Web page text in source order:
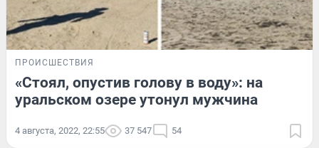
ПРОИСШЕСТВИЯ
«Стоял, опустив голову в воду»: на
уральском озере утонул мужчина
4 августа, 2022, 22:55 37 547 54